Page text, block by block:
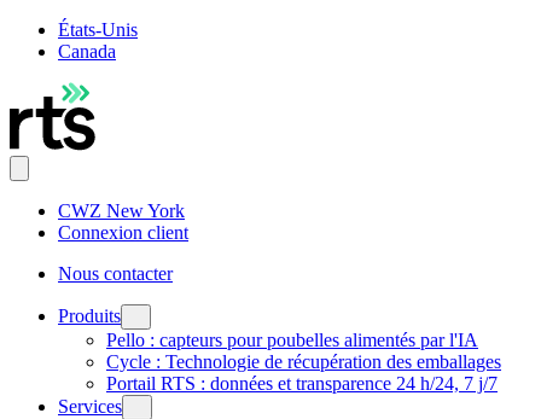
États-Unis
Canada
CWZ New York
Connexion client
Nous contacter
Produits
Pello : capteurs pour poubelles alimentés par l'IA
Cycle : Technologie de récupération des emballages
Portail RTS : données et transparence 24 h/24, 7 j/7
Services